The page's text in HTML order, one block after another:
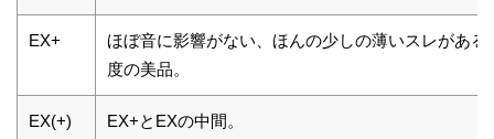
EX+
ほぼ音に影響がない、ほんの少しの薄いスレがある
度の美品。
EX(+) EX+とEXの中間。